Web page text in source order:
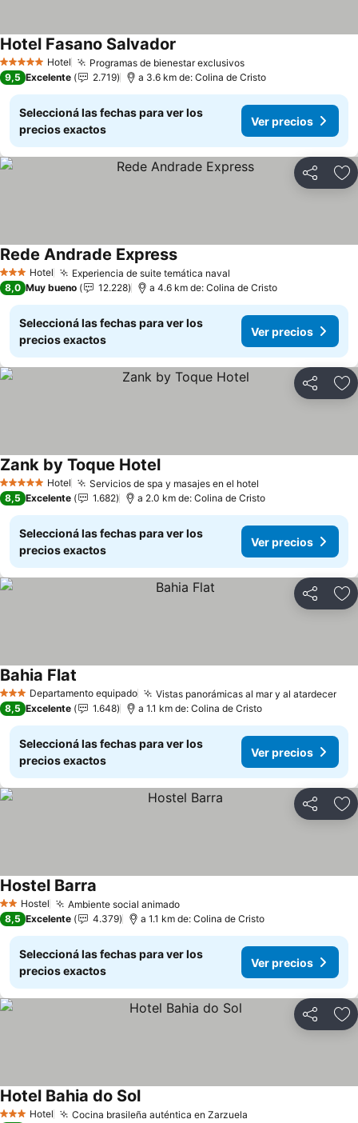
5 Estrellas Hotel Programas de bienestar exclusivosVer precios
Hotel Fasano Salvador
9,5 Excelente 2.719 a 3.6 km de: Colina de Cristo
Seleccioná las fechas para ver los
precios exactos
Ver precios
Compartir
3 Estrellas
Hotel Experiencia de suite temática naval
Rede Andrade ExpressVer precios
8,0 Muy bueno 12.228 a 4.6 km de: Colina de Cristo
Seleccioná las fechas para ver los
precios exactos
Ver precios
Compartir
5 Estrellas Hotel Servicios de spa y masajes en el hotel
Zank by Toque HotelVer precios
8,5 Excelente 1.682 a 2.0 km de: Colina de Cristo
Seleccioná las fechas para ver los
precios exactos
Ver precios
Compartir
3 EstrellasDepartamento equipado Vistas panorámicas al mar y al atardecer
Bahia Flat
8,5 Excelente 1.648 a 1.1 km de: Colina de Cristo
Seleccioná las fechas para ver los
precios exactos
Ver precios
Compartir
2 Estrellas
Hostel Ambiente social animadoVer precios
Hostel Barra
8,5 Excelente 4.379 a 1.1 km de: Colina de Cristo
Seleccioná las fechas para ver los
precios exactos
Ver precios
Compartir
3 Estrellas
Hotel Cocina brasileña auténtica en Zarzuela
Hotel Bahia do SolVer precios